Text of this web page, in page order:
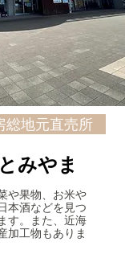
地元直売所
みやま
や果物、お米や
本酒などを見つ
す。また、近海
加工物もありま